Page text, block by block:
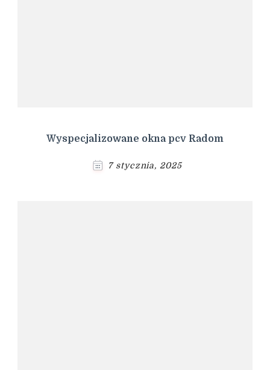
Wyspecjalizowane okna pcv Radom
7 stycznia, 2025